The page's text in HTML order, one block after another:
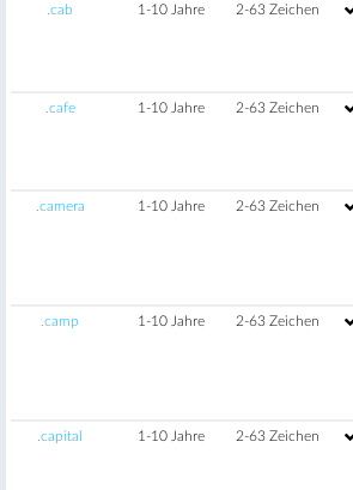
.cab 1-10 Jahre 2-63 Zeichen
.cafe 1-10 Jahre 2-63 Zeichen
.camera 1-10 Jahre 2-63 Zeichen
.camp 1-10 Jahre 2-63 Zeichen
.capital 1-10 Jahre 2-63 Zeichen